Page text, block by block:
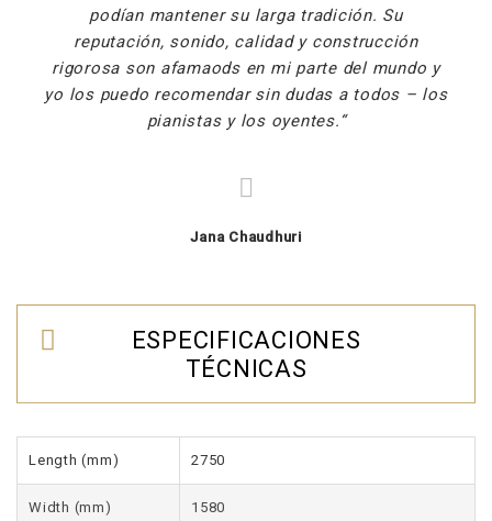
podían mantener su larga tradición. Su
reputación, sonido, calidad y construcción
rigorosa son afamaods en mi parte del mundo y
yo los puedo recomendar sin dudas a todos – los
pianistas y los oyentes.
Jana Chaudhuri
ESPECIFICACIONES
TÉCNICAS
Length (mm) 2750
Width (mm) 1580